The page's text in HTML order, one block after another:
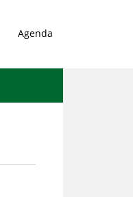
Agenda